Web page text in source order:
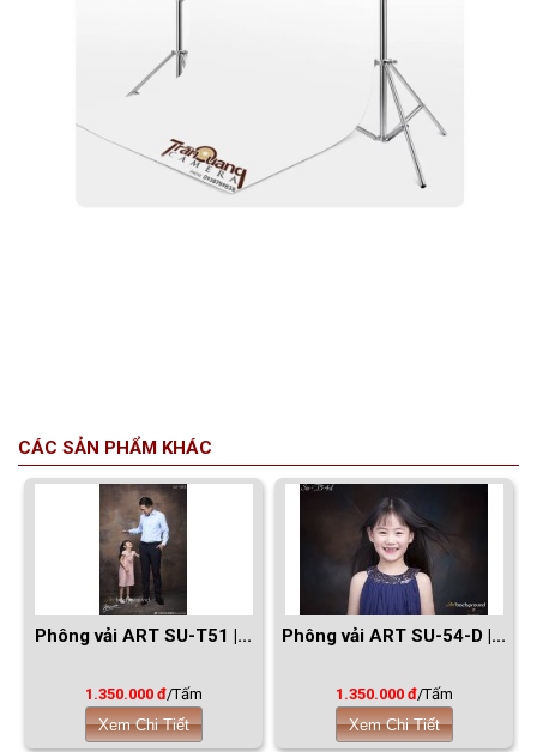
CÁC SẢN PHẨM KHÁC
Phông vải ART SU-T51 |...
1.350.000 đ/Tấm
Xem Chi Tiết
Phông vải ART SU-54-D |...
1.350.000 đ/Tấm
Xem Chi Tiết